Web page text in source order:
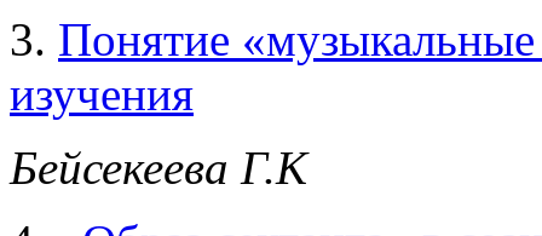
3. Понятие
изучения
Бейсекеева Г.К